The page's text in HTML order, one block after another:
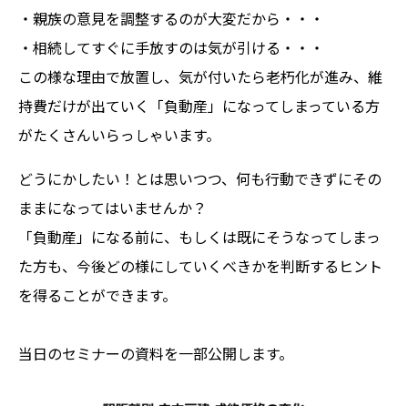
・親族の意見を調整するのが大変だから・・・
・相続してすぐに手放すのは気が引ける・・・
この様な理由で放置し、気が付いたら老朽化が進み、維
持費だけが出ていく「負動産」になってしまっている方
がたくさんいらっしゃいます。
どうにかしたい！とは思いつつ、何も行動できずにその
ままになってはいませんか？
「負動産」になる前に、もしくは既にそうなってしまっ
た方も、今後どの様にしていくべきかを判断するヒント
を得ることができます。
当日のセミナーの資料を一部公開します。